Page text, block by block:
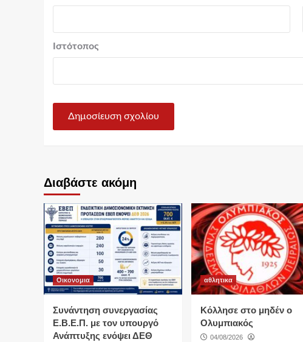
Ιστότοπος
Διαβάστε ακόμη
Οικονομια
Συνάντηση συνεργασίας
Ε.Β.Ε.Π. με τον υπουργό
Ανάπτυξης ενόψει ΔΕΘ
αθλητικα
Κόλλησε στο μηδέν ο
Ολυμπιακός
04/08/2026